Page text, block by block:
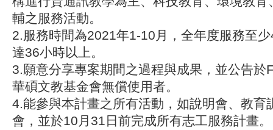
輔之服務活動。
2.服務時間為2021年1-10月，全年度服務至
達36小時以上。
3.願意分享專案期間之過程與成果，並公告於
華碩文教基金會無償使用者。
4.能參與本計畫之所有活動，如說明會、教育
會，並於10月31日前完成所有志工服務計畫。